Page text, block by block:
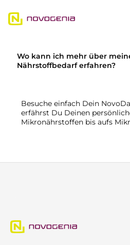
Zum Hauptinhalt springen
Wo kann ich mehr über
Nährstoffbedarf erfahren?
Besuche einfach Dein
erfährst Du Deinen
Mikronährstoffen bis aufs